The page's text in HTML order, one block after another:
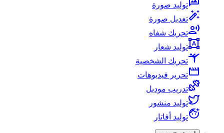
توليد صورة
تعديل صورة
تحريك شفاه
توليد شعار
تحريك الشخصية
تحرير فيديوهات
تدريب موديل
توليد منشور
توليد أفاتار